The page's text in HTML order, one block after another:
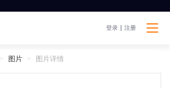
登录 注册
图片 图片详情